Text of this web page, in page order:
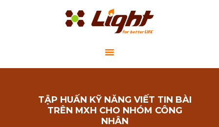
TẬP HUẤN KỸ NĂNG VIẾT TIN BÀI
TRÊN MXH CHO NHÓM CÔNG
NHÂN
DỰ ÁN CỘNG ĐỒNG